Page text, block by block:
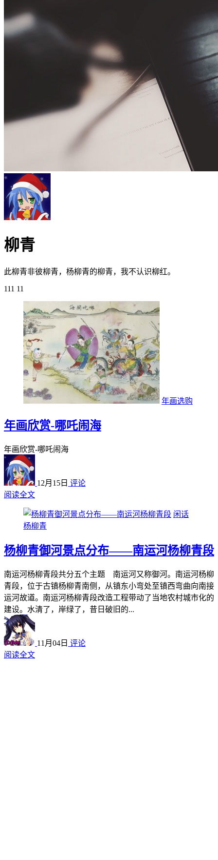
柳青
此柳青非彼柳青，杨柳青的柳青，我不认识柳红。
111 11
年画选购
年画欣赏-哪吒闹海
年画欣赏-哪吒闹海
12月15日 评论
阅读全文
闲话
杨柳青
杨柳青御河景点分布——南运河杨柳青段
南运河杨柳青段共分五个主题 南运河又称御河。南运河杨柳
青段，位于古镇杨柳青南侧，从镇东小弯处至镇西弯曲向南接
运河故道。南运河杨柳青段改造工程带动了当地农村城市化的
建设。水清了，岸绿了，昔日破旧的...
11月04日 评论
阅读全文